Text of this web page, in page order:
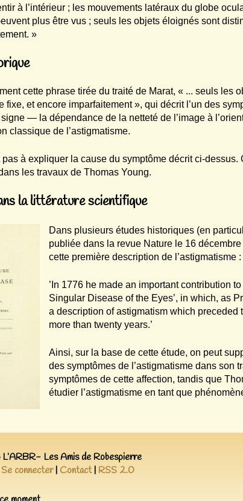
à l’intérieur ; les mouvements latéraux du globe
plus être vus ; seuls les objets éloignés sont
»
cette phrase tirée du traité de Marat, « ... seuls les
fixe, et encore imparfaitement », qui décrit l’un des
— la dépendance de la netteté de l’image à
classique de l’astigmatisme.
pas à expliquer la cause du symptôme décrit ci-dessus.
les travaux de Thomas Young.
la littérature scientifique
Dans plusieurs études historiques (en
publiée dans la revue Nature le 16
cette première description de l’astigmatisme :
’In 1776 he made an important contribution
Singular Disease of the Eyes’, in which, as
a description of astigmatism which
more than twenty years.’
Ainsi, sur la base de cette étude, on peut
des symptômes de l’astigmatisme dans son
symptômes de cette affection, tandis que
étudier l’astigmatisme en tant que
Les Amis de Robespierre
Se connecter| Contact| RSS 2.0